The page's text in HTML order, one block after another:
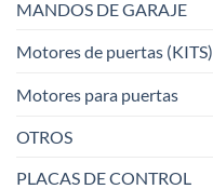
MANDOS DE GARAJE
Motores de puertas (KITS)
Motores para puertas
OTROS
PLACAS DE CONTROL